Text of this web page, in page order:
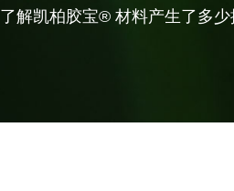
了解凯柏胶宝® 材料产生了多少